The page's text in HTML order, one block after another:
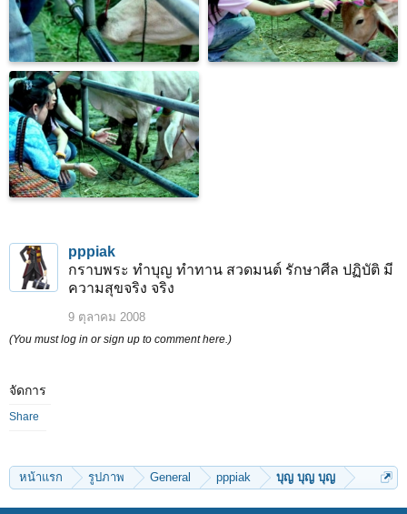
pppiak
กราบพระ ทำบุญ ทำทาน สวดมนต์ รักษาศีล ปฏิบัติ มี
ความสุขจริง จริง
9 ตุลาคม 2008
(You must log in or sign up to comment here.)
จัดการ
Share
หน้าแรก รูปภาพ General pppiak บุญ บุญ บุญ